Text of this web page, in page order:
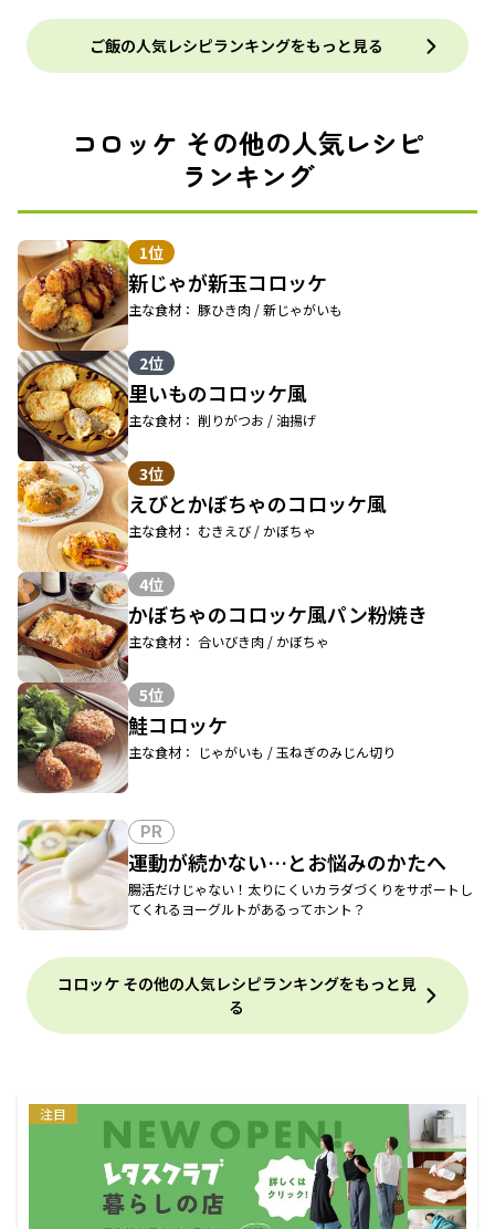
ご飯の人気レシピランキングをもっと見る
コロッケ その他の人気レシピ
ランキング
1位
新じゃが新玉コロッケ
主な食材： 豚ひき肉 / 新じゃがいも
2位
里いものコロッケ風
主な食材： 削りがつお / 油揚げ
3位
えびとかぼちゃのコロッケ風
主な食材： むきえび / かぼちゃ
4位
かぼちゃのコロッケ風パン粉焼き
主な食材： 合いびき肉 / かぼちゃ
5位
鮭コロッケ
主な食材： じゃがいも / 玉ねぎのみじん切り
PR
運動が続かない…とお悩みのかたへ
腸活だけじゃない！太りにくいカラダづくりをサポートし
てくれるヨーグルトがあるってホント？
コロッケ その他の人気レシピランキングをもっと見
る
注目